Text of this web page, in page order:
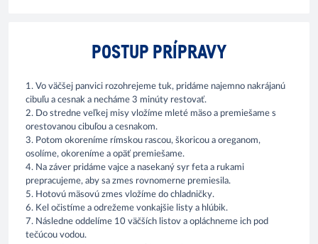
POSTUP PRÍPRAVY
1. Vo väčšej panvici rozohrejeme tuk, pridáme najemno nakrájanú
cibuľu a cesnak a necháme 3 minúty restovať.
2. Do stredne veľkej misy vložíme mleté mäso a premiešame s
orestovanou cibuľou a cesnakom.
3. Potom okoreníme rímskou rascou, škoricou a oreganom,
osolíme, okoreníme a opäť premiešame.
4. Na záver pridáme vajce a nasekaný syr feta a rukami
prepracujeme, aby sa zmes rovnomerne premiesila.
5. Hotovú mäsovú zmes vložíme do chladničky.
6. Kel očistíme a odrežeme vonkajšie listy a hlúbik.
7. Následne oddelíme 10 väčších listov a opláchneme ich pod
tečúcou vodou.